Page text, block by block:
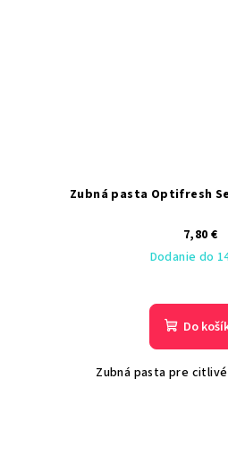
Zubná pasta Optifresh
7,80 €
Dodanie do
Do
Zubná pasta pre